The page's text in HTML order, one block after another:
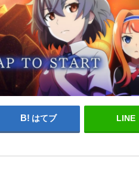
はてブ LINE